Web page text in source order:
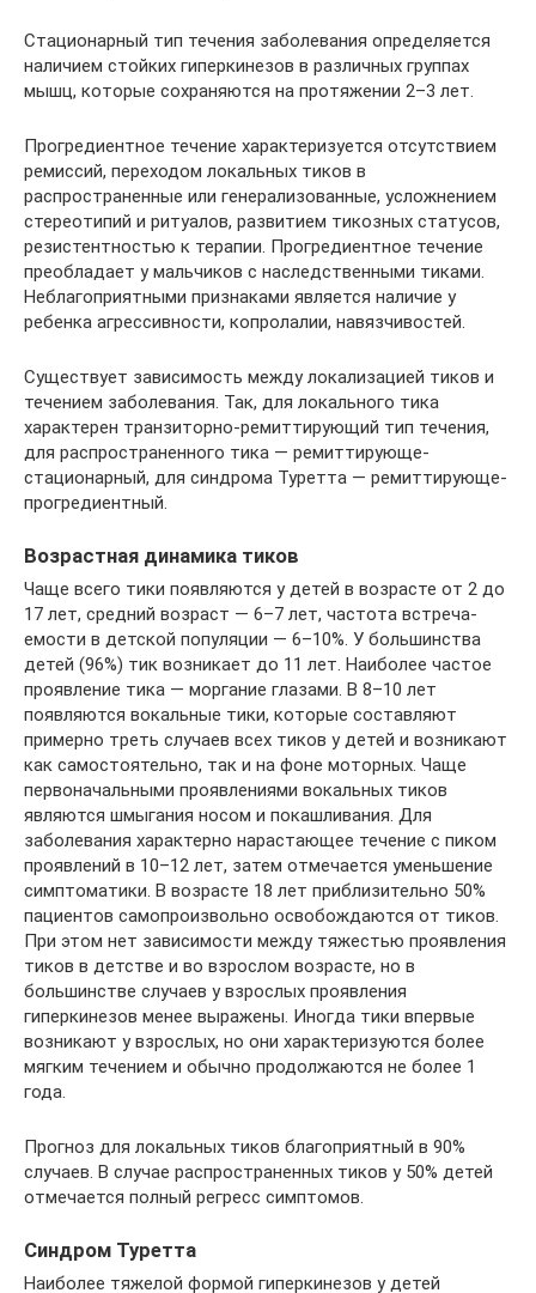
Стационарный тип течения заболевания определяется
наличием стойких гиперкинезов в различных группах
мышц, которые сохраняются на протяжении 2–3 лет.
Прогредиентное течение характеризуется отсутствием
ремиссий, переходом локальных тиков в
распространенные или генерализованные, усложнением
стереотипий и ритуалов, развитием тикозных статусов,
резистентностью к терапии. Прогредиентное течение
преобладает у мальчиков с наследственными тиками.
Неблагоприятными признаками является наличие у
ребенка агрессивности, копролалии, навязчивостей.
Существует зависимость между локализацией тиков и
течением заболевания. Так, для локального тика
характерен транзиторно-ремиттирующий тип течения,
для распространенного тика — ремиттирующе-
стационарный, для синдрома Туретта — ремиттирующе-
прогредиентный.
Возрастная динамика тиков
Чаще всего тики появляются у детей в возрасте от 2 до
17 лет, средний возраст — 6–7 лет, частота встреча­
емости в детской популяции — 6–10%. У большинства
детей (96%) тик возникает до 11 лет. Наиболее частое
проявление тика — моргание глазами. В 8–10 лет
появляются вокальные тики, которые составляют
примерно треть случаев всех тиков у детей и возникают
как самостоятельно, так и на фоне моторных. Чаще
первоначальными проявлениями вокальных тиков
являются шмыгания носом и покашливания. Для
заболевания характерно нарастающее течение с пиком
проявлений в 10–12 лет, затем отмечается уменьшение
симптоматики. В возрасте 18 лет приблизительно 50%
пациентов самопроизвольно освобождаются от тиков.
При этом нет зависимости между тяжестью проявления
тиков в детстве и во взрослом возрасте, но в
большинстве случаев у взрослых проявления
гиперкинезов менее выражены. Иногда тики впервые
возникают у взрослых, но они характеризуются более
мягким течением и обычно продолжаются не более 1
года.
Прогноз для локальных тиков благоприятный в 90%
случаев. В случае распространенных тиков у 50% детей
отмечается полный регресс симптомов.
Синдром Туретта
Наиболее тяжелой формой гиперкинезов у детей